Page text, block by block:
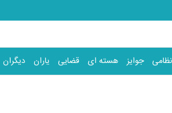
نظامی جوایز هسته ای قضایی یاران دیگران